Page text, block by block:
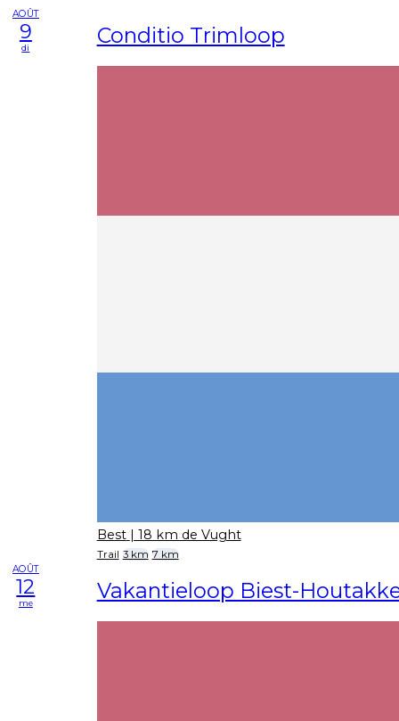
AOÛT
9
di Conditio Trimloop
Best | 18 km de Vught
Trail 3 km 7 km
AOÛT
12
me Vakantieloop Biest-